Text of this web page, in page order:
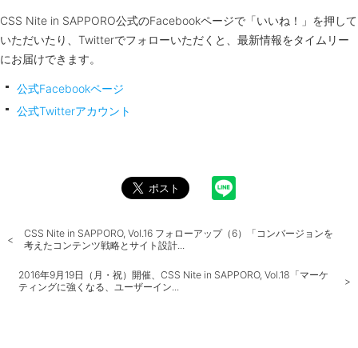
CSS Nite in SAPPORO公式のFacebookページで「いいね！」を押して
いただいたり、Twitterでフォローいただくと、最新情報をタイムリー
にお届けできます。
公式Facebookページ
公式Twitterアカウント
CSS Nite in SAPPORO, Vol.16 フォローアップ（6）「コンバージョンを
考えたコンテンツ戦略とサイト設計...
2016年9月19日（月・祝）開催、CSS Nite in SAPPORO, Vol.18「マーケ
ティングに強くなる、ユーザーイン...